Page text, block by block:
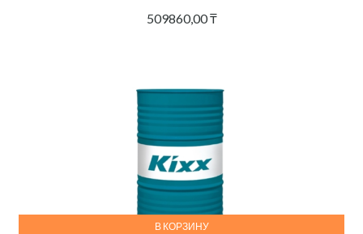
509860,00₸
В КОРЗИНУ